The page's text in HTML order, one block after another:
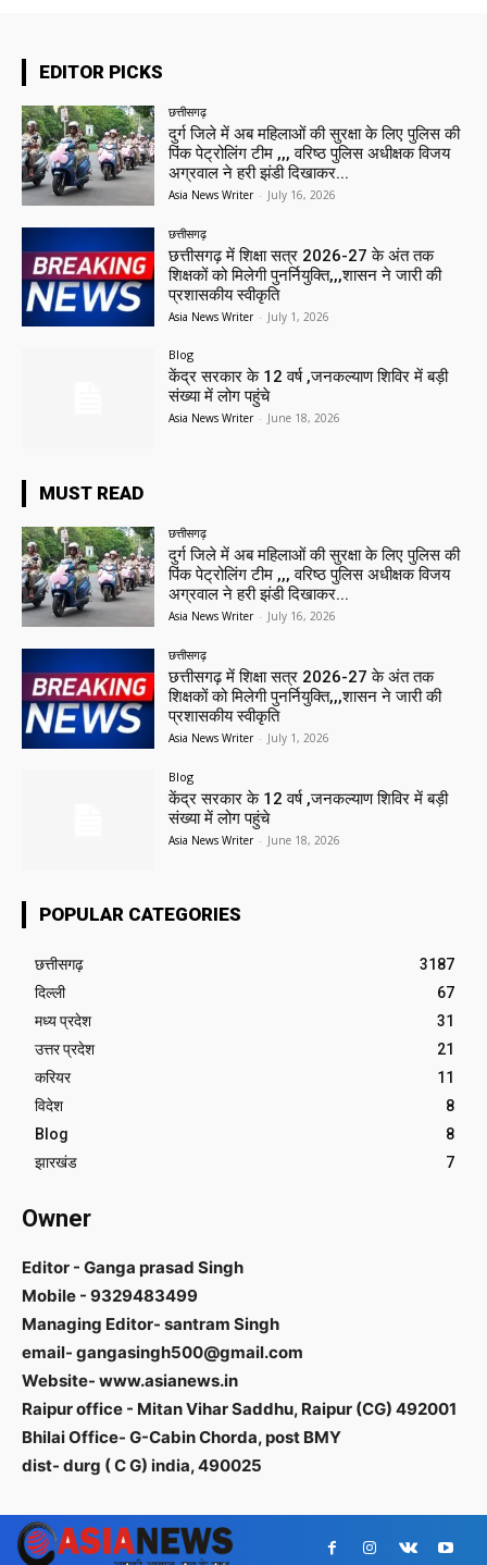
EDITOR PICKS
छत्तीसगढ़
दुर्ग जिले में अब महिलाओं की सुरक्षा के लिए पुलिस की
पिंक पेट्रोलिंग टीम ,,, वरिष्ठ पुलिस अधीक्षक विजय
अग्रवाल ने हरी झंडी दिखाकर...
Asia News Writer - July 16, 2026
छत्तीसगढ़
छत्तीसगढ़ में शिक्षा सत्र 2026-27 के अंत तक
शिक्षकों को मिलेगी पुनर्नियुक्ति,,,शासन ने जारी की
प्रशासकीय स्वीकृति
Asia News Writer - July 1, 2026
Blog
केंद्र सरकार के 12 वर्ष ,जनकल्याण शिविर में बड़ी
संख्या में लोग पहुंचे
Asia News Writer - June 18, 2026
MUST READ
छत्तीसगढ़
दुर्ग जिले में अब महिलाओं की सुरक्षा के लिए पुलिस की
पिंक पेट्रोलिंग टीम ,,, वरिष्ठ पुलिस अधीक्षक विजय
अग्रवाल ने हरी झंडी दिखाकर...
Asia News Writer - July 16, 2026
छत्तीसगढ़
छत्तीसगढ़ में शिक्षा सत्र 2026-27 के अंत तक
शिक्षकों को मिलेगी पुनर्नियुक्ति,,,शासन ने जारी की
प्रशासकीय स्वीकृति
Asia News Writer - July 1, 2026
Blog
केंद्र सरकार के 12 वर्ष ,जनकल्याण शिविर में बड़ी
संख्या में लोग पहुंचे
Asia News Writer - June 18, 2026
POPULAR CATEGORIES
छत्तीसगढ़
3187
दिल्ली
67
मध्य प्रदेश
31
उत्तर प्रदेश
21
करियर
11
विदेश
8
Blog
8
झारखंड
7
Owner
Editor - Ganga prasad Singh
Mobile - 9329483499
Managing Editor- santram Singh
email- gangasingh500@gmail.com
Website- www.asianews.in
Raipur office - Mitan Vihar Saddhu, Raipur (CG) 492001
Bhilai Office- G-Cabin Chorda, post BMY
dist- durg ( C G) india, 490025